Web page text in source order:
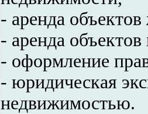
- аренда
- аренда
- оформление
- юридическая
недвижимостью.